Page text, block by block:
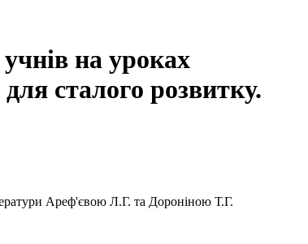
на уроках
сталого розвитку.
Ареф'євою Л.Г. та Дороніною Т.Г.